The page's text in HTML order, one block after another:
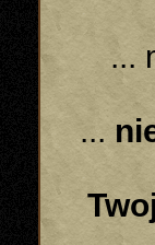
...
...